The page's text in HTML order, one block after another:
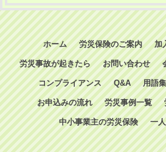
ホーム 労災保険のご案内 加
労災事故が起きたら お問い合わせ
コンプライアンス Q&A 用語集
お申込みの流れ 労災事例一覧
中小事業主の労災保険 一